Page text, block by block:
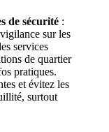
de sécurité :
sur les
services
de quartier
pratiques.
et évitez les
surtout